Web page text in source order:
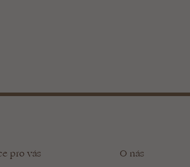
pro vás O nás